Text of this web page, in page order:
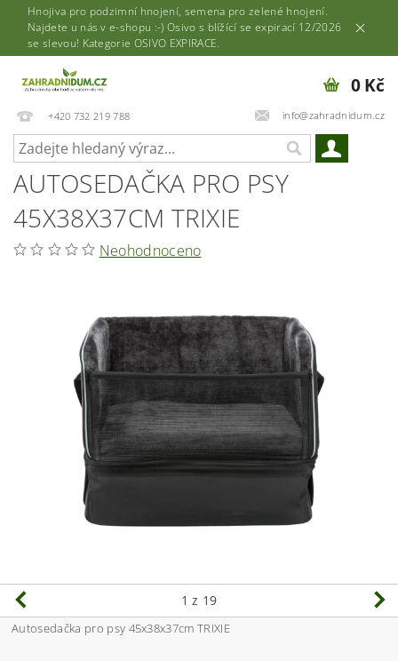
Hnojiva pro podzimní hnojení, semena pro zelené hnojení.
Najdete u nás v e-shopu :-) Osivo s blížící se expirací 12/2026
se slevou! Kategorie OSIVO EXPIRACE.
+420 732 219 788 info@zahradnidum.cz
0 Kč
AUTOSEDAČKA PRO PSY
45X38X37CM TRIXIE
Neohodnoceno
1 z 19
Autosedačka pro psy 45x38x37cm TRIXIE